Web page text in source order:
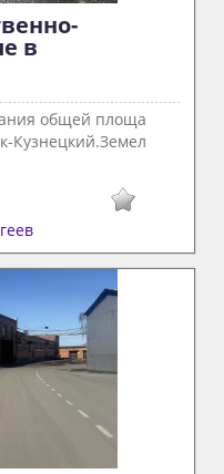
в
общей площа
Кузнецкий.Земел